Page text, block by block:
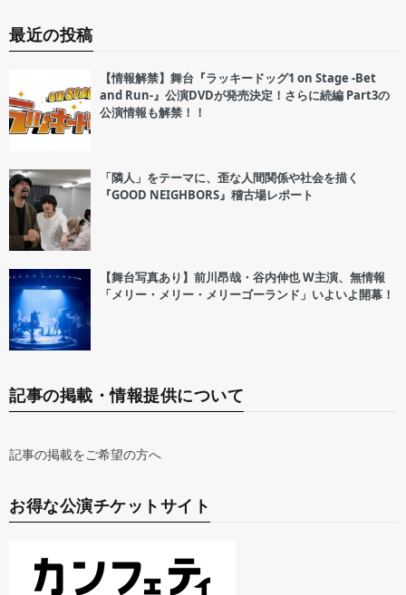
最近の投稿
【情報解禁】舞台『ラッキードッグ1 on Stage -Bet
and Run-』公演DVDが発売決定！さらに続編 Part3の
公演情報も解禁！！
「隣人」をテーマに、歪な人間関係や社会を描く
『GOOD NEIGHBORS』稽古場レポート
【舞台写真あり】前川昂哉・谷内伸也 W主演、無情報
「メリー・メリー・メリーゴーランド」いよいよ開幕！
記事の掲載・情報提供について
記事の掲載をご希望の方へ
お得な公演チケットサイト